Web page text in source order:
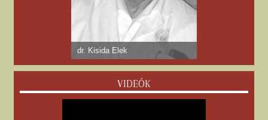
dr. Kisida Elek
VIDEÓK